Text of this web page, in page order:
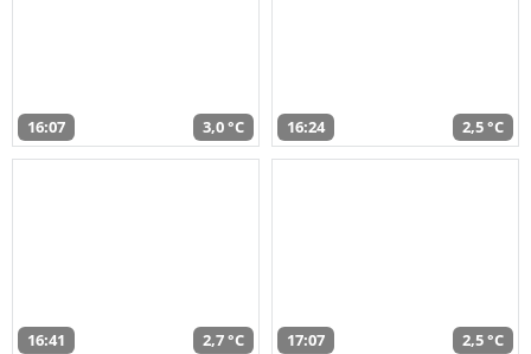
16:07 3,0 °C 16:24 2,5 °C
16:41 2,7 °C 17:07 2,5 °C